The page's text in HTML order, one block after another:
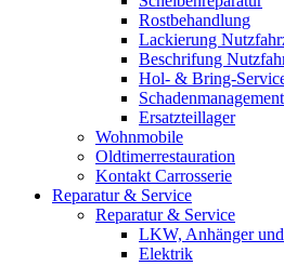
Rostbehandlung
Lackierung
Beschrifung
Hol- & Bring-
Schadenmanagement
Ersatzteillager
Wohnmobile
Oldtimerrestauration
Kontakt Carrosserie
Reparatur & Service
Reparatur & Service
LKW, Anhänger
Elektrik